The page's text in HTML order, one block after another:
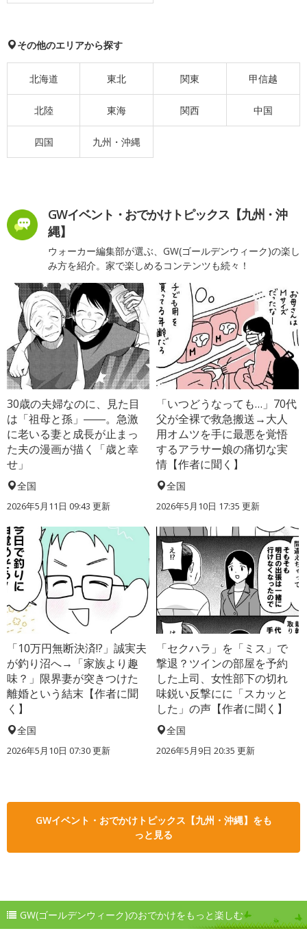
その他のエリアから探す
北海道 東北 関東 甲信越
北陸 東海 関西 中国
四国 九州・沖縄
GWイベント・おでかけトピックス【九州・沖
縄】
ウォーカー編集部が選ぶ、GW(ゴールデンウィーク)の楽し
み方を紹介。家で楽しめるコンテンツも続々！
30歳の夫婦なのに、見た目
は「祖母と孫」――。急激
に老いる妻と成長が止まっ
た夫の漫画が描く「歳と幸
せ」
全国
2026年5月11日 09:43 更新
「いつどうなっても…」70代
父が全裸で救急搬送→大人
用オムツを手に最悪を覚悟
するアラサー娘の痛切な実
情【作者に聞く】
全国
2026年5月10日 17:35 更新
「10万円無断決済!?」誠実夫
が釣り沼へ→「家族より趣
味？」限界妻が突きつけた
離婚という結末【作者に聞
く】
全国
2026年5月10日 07:30 更新
「セクハラ」を「ミス」で
撃退？ツインの部屋を予約
した上司、女性部下の切れ
味鋭い反撃にに「スカッと
した」の声【作者に聞く】
全国
2026年5月9日 20:35 更新
GWイベント・おでかけトピックス【九州・沖縄】をも
っと見る
GW(ゴールデンウィーク)のおでかけをもっと楽しむ